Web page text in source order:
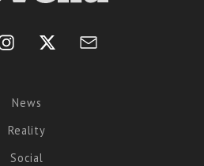
News
Reality
Social